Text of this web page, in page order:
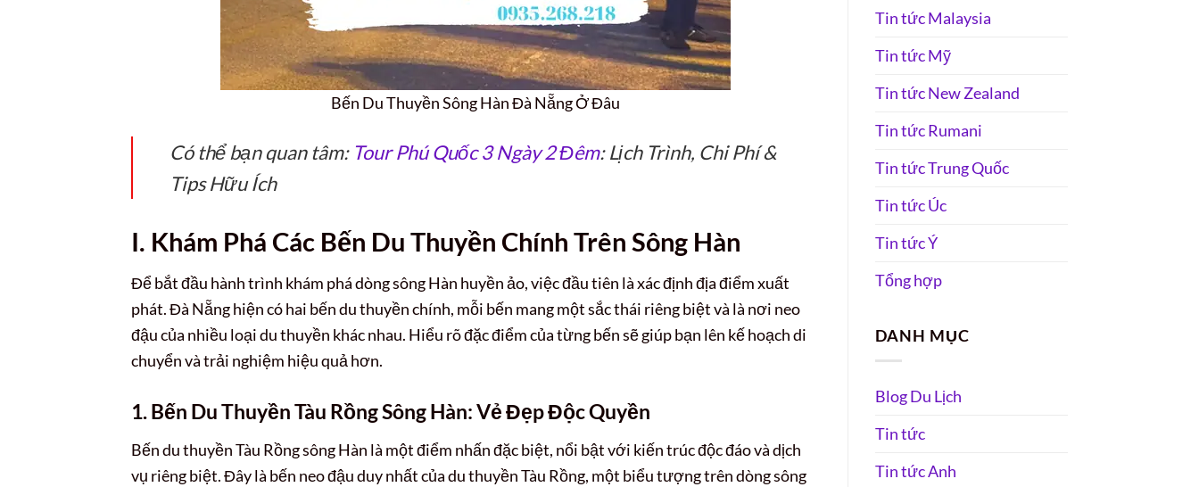
Bến Du Thuyền Sông Hàn Đà Nẵng Ở Đâu
Có thể bạn quan tâm: Tour Phú Quốc 3 Ngày 2 Đêm: Lịch Trình, Chi Phí &
Tips Hữu Ích
I. Khám Phá Các Bến Du Thuyền Chính Trên Sông Hàn
Để bắt đầu hành trình khám phá dòng sông Hàn huyền ảo, việc đầu tiên là xác định địa điểm xuất
phát. Đà Nẵng hiện có hai bến du thuyền chính, mỗi bến mang một sắc thái riêng biệt và là nơi neo
đậu của nhiều loại du thuyền khác nhau. Hiểu rõ đặc điểm của từng bến sẽ giúp bạn lên kế hoạch di
chuyển và trải nghiệm hiệu quả hơn.
1. Bến Du Thuyền Tàu Rồng Sông Hàn: Vẻ Đẹp Độc Quyền
Bến du thuyền Tàu Rồng sông Hàn là một điểm nhấn đặc biệt, nổi bật với kiến trúc độc đáo và dịch
vụ riêng biệt. Đây là bến neo đậu duy nhất của du thuyền Tàu Rồng, một biểu tượng trên dòng sông
Tin tức Malaysia
Tin tức Mỹ
Tin tức New Zealand
Tin tức Rumani
Tin tức Trung Quốc
Tin tức Úc
Tin tức Ý
Tổng hợp
DANH MỤC
Blog Du Lịch
Tin tức
Tin tức Anh